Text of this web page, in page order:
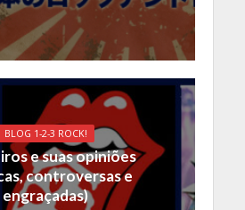
BLOG 1-2-3 ROCK!
e suas opiniões
controversas e
engraçadas)